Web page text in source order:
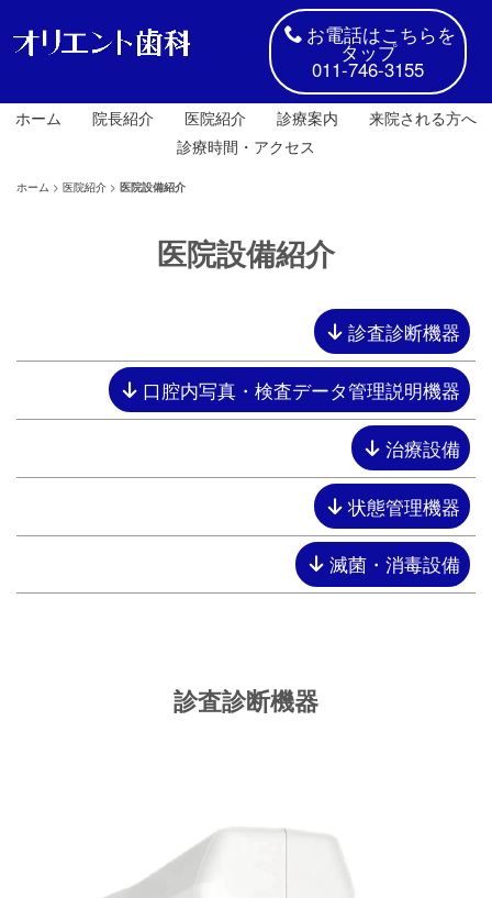
お電話はこちらを
タップ
011-746-3155
ホーム 院長紹介 医院紹介 診療案内
来院される方へ
診療時間・アクセス
ホーム > 医院紹介 > 医院設備紹介
医院設備紹介
診査診断機器
口腔内写真・検査データ管理説明機器
治療設備
状態管理機器
滅菌・消毒設備
診査診断機器